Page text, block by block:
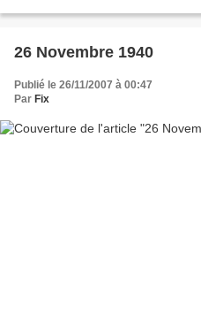
26 Novembre 1940
Publié le 26/11/2007 à 00:47
Par Fix